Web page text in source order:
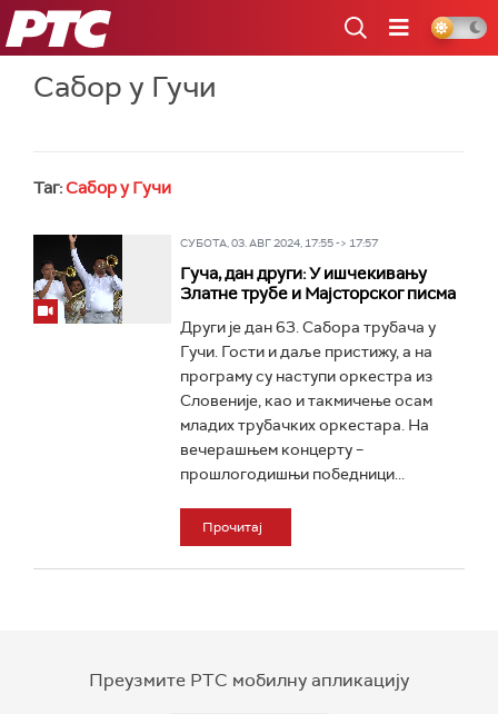
РТС
Сабор у Гучи
Таг:Сабор у Гучи
СУБОТА, 03. АВГ 2024, 17:55 -> 17:57
Гуча, дан други: У ишчекивању
Златне трубе и Мајсторског писма
Други је дан 63. Сабора трубача у
Гучи. Гости и даље пристижу, а на
програму су наступи оркестра из
Словеније, као и такмичење осам
младих трубачких оркестара. На
вечерашњем концерту –
прошлогодишњи победници...
Прочитај
Преузмите РТС мобилну апликацију